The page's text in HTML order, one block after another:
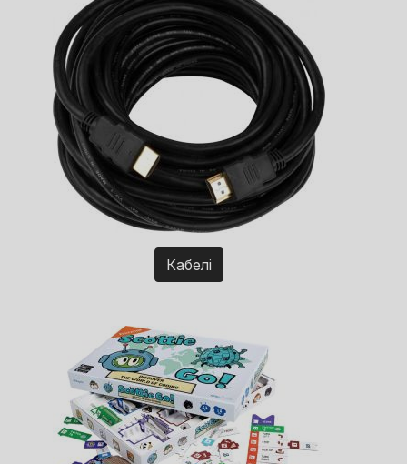
Кабелі